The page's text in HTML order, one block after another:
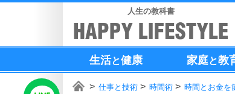
人生の教科書
生活と健康 家庭と教
仕事と技術 時間術 時間とお金を